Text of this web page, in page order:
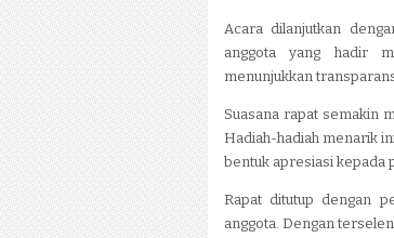
Acara dilanjutkan
anggota yang hadir
menunjukkan
Suasana rapat semakin
Hadiah-hadiah menarik
bentuk apresiasi kepada
Rapat ditutup dengan
anggota. Dengan